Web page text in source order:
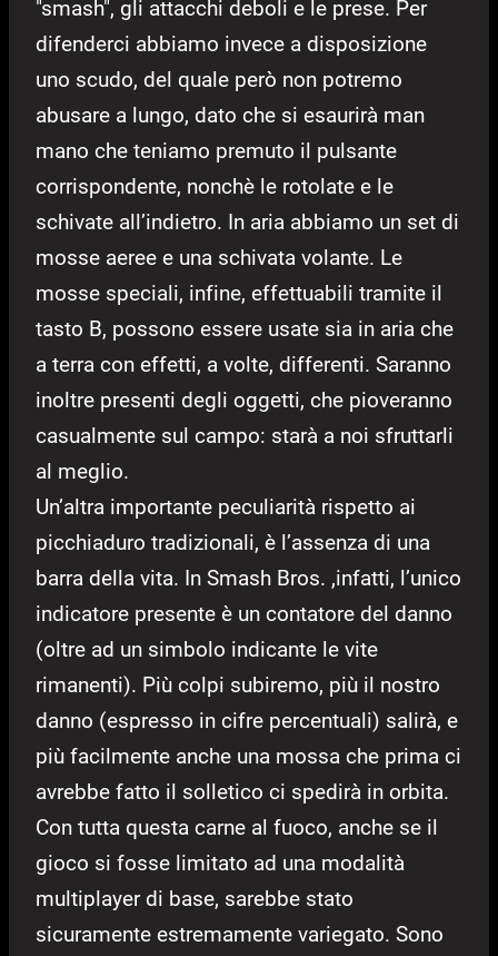
"smash", gli attacchi deboli e le prese. Per
difenderci abbiamo invece a disposizione
uno scudo, del quale però non potremo
abusare a lungo, dato che si esaurirà man
mano che teniamo premuto il pulsante
corrispondente, nonchè le rotolate e le
schivate all’indietro. In aria abbiamo un set di
mosse aeree e una schivata volante. Le
mosse speciali, infine, effettuabili tramite il
tasto B, possono essere usate sia in aria che
a terra con effetti, a volte, differenti. Saranno
inoltre presenti degli oggetti, che pioveranno
casualmente sul campo: starà a noi sfruttarli
al meglio.
Un’altra importante peculiarità rispetto ai
picchiaduro tradizionali, è l’assenza di una
barra della vita. In Smash Bros. ,infatti, l’unico
indicatore presente è un contatore del danno
(oltre ad un simbolo indicante le vite
rimanenti). Più colpi subiremo, più il nostro
danno (espresso in cifre percentuali) salirà, e
più facilmente anche una mossa che prima ci
avrebbe fatto il solletico ci spedirà in orbita.
Con tutta questa carne al fuoco, anche se il
gioco si fosse limitato ad una modalità
multiplayer di base, sarebbe stato
sicuramente estremamente variegato. Sono